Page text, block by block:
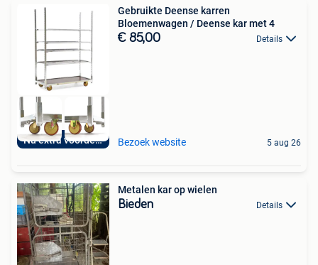
Nu extra voordelig
Gebruikte Deense karren
Bloemenwagen / Deense kar met 4
€ 85,00 Details
Bezoek website 5 aug 26
Metalen kar op wielen
Bieden Details